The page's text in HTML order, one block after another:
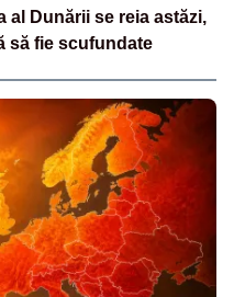
al Dunării se reia astăzi,
să fie scufundate